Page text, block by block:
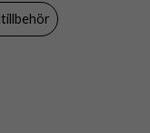
Hårdplast (PC)